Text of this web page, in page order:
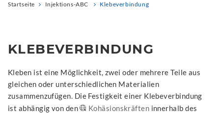
Startseite Injektions-ABC Klebeverbindung
KLEBEVERBINDUNG
Kleben ist eine Möglichkeit, zwei oder mehrere Teile aus
gleichen oder unterschiedlichen Materialien
zusammenzufügen. Die Festigkeit einer Klebeverbindung
ist abhängig von den
Kohäsionskräften innerhalb des